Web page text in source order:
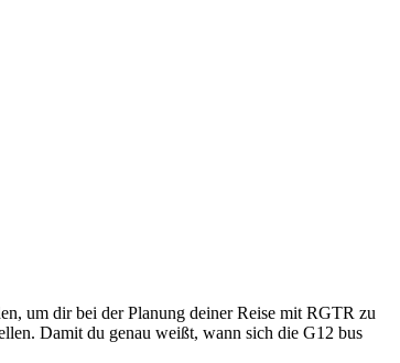
um dir bei der Planung deiner Reise mit RGTR zu
Damit du genau weißt, wann sich die G12 bus